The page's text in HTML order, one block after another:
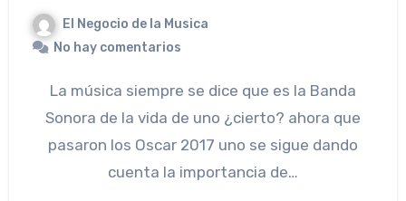
El Negocio de la Musica
No hay comentarios
La música siempre se dice que es la Banda
Sonora de la vida de uno ¿cierto? ahora que
pasaron los Oscar 2017 uno se sigue dando
cuenta la importancia de…